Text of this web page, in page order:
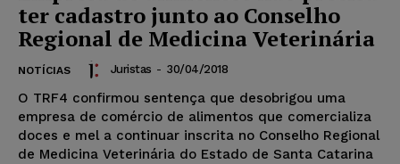
ter cadastro junto ao Conselho
Regional de Medicina Veterinária
NOTÍCIAS Juristas - 30/04/2018
O TRF4 confirmou sentença que desobrigou uma
empresa de comércio de alimentos que comercializa
doces e mel a continuar inscrita no Conselho Regional
de Medicina Veterinária do Estado de Santa Catarina